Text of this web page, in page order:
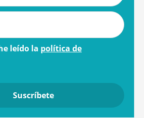
leído la política de